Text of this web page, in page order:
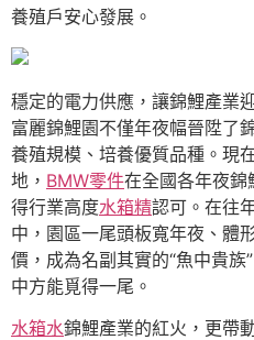
養殖戶安心發展。
穩定的電力供應，讓錦鯉產業
富麗錦鯉園不僅年夜幅晉陞了
養殖規模、培養優質品種。現
地， BMW零件在全國各年夜錦
得行業高度水箱精認可。在往
中，園區一尾頭板寬年夜、體
價，成為名副其實的“魚中貴
中方能覓得一尾。
水箱水錦鯉產業的紅火，更帶